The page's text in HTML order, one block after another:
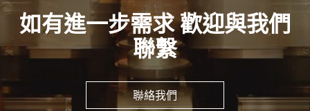
如有進一步需求 歡迎與我們
聯繫
聯絡我們